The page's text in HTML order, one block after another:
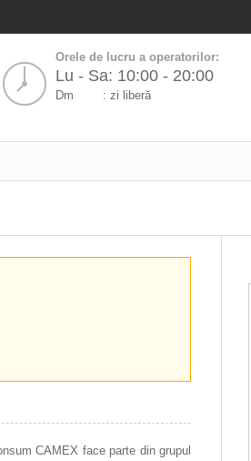
Orele de lucru a operatorilor:
Lu - Sa: 10:00 - 20:00
Dm : zi liberă
CAMEX face parte din grupul